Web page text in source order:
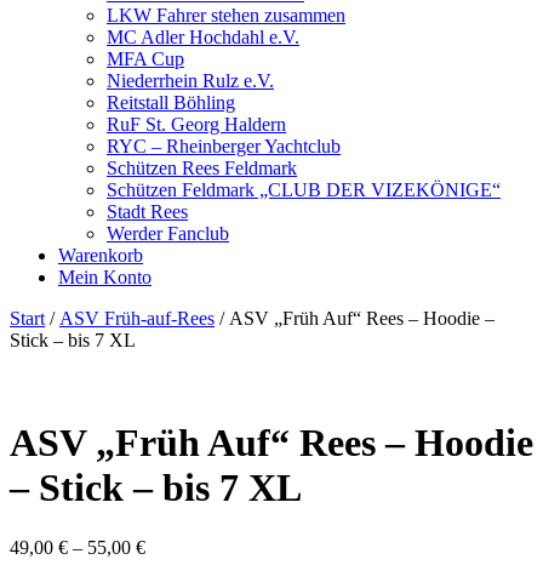
LKW Fahrer stehen zusammen
MC Adler Hochdahl e.V.
MFA Cup
Niederrhein Rulz e.V.
Reitstall Böhling
RuF St. Georg Haldern
RYC – Rheinberger Yachtclub
Schützen Rees Feldmark
Schützen Feldmark „CLUB DER VIZEKÖNIGE“
Stadt Rees
Werder Fanclub
Warenkorb
Mein Konto
Start / ASV Früh-auf-Rees / ASV „Früh Auf“ Rees – Hoodie –
Stick – bis 7 XL
ASV „Früh Auf“ Rees – Hoodie
– Stick – bis 7 XL
49,00 € – 55,00 €